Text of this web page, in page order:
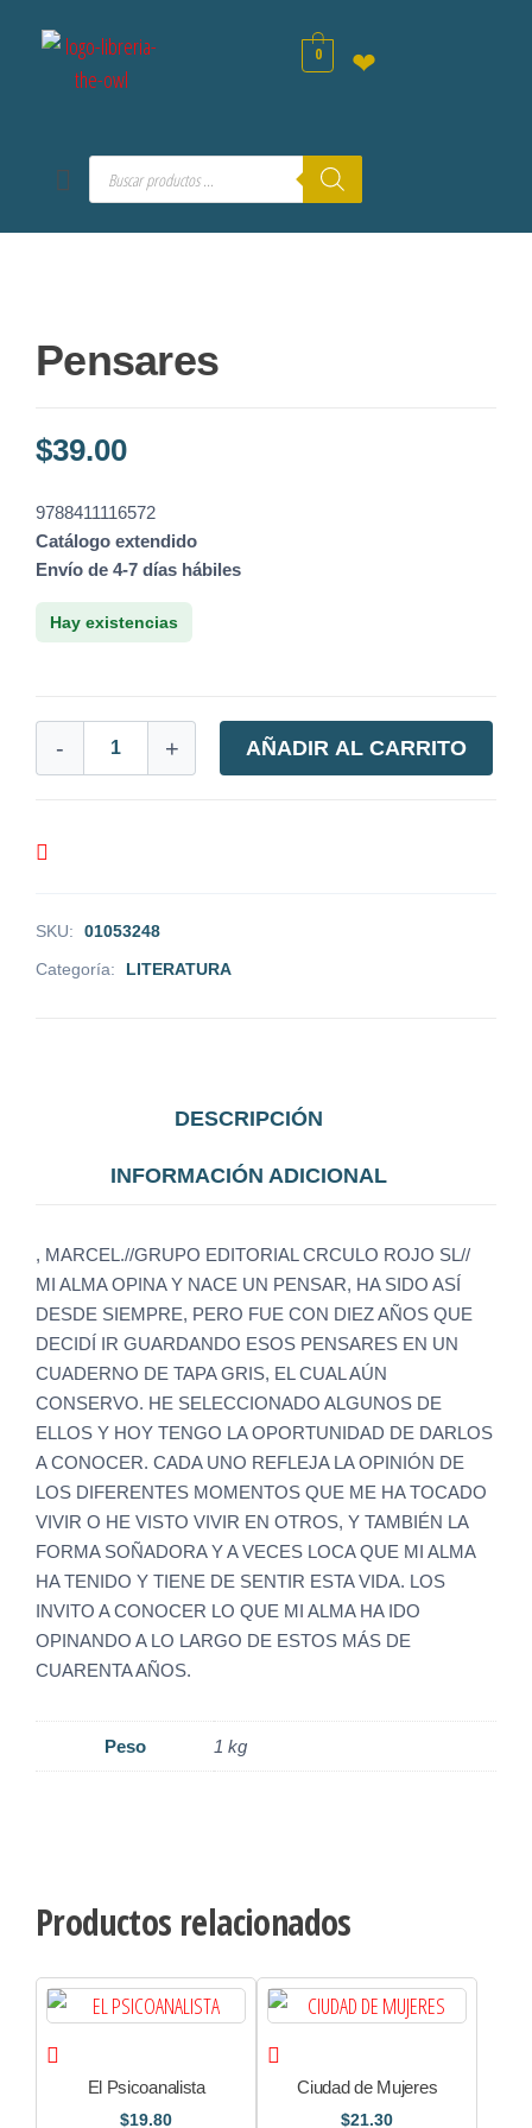
0 ❤
Pensares
$39.00
9788411116572
Catálogo extendido
Envío de 4-7 días hábiles
Hay existencias
- + AÑADIR AL CARRITO
SKU:
01053248
Categoría:
LITERATURA
DESCRIPCIÓN
INFORMACIÓN ADICIONAL
, MARCEL.//GRUPO EDITORIAL CRCULO ROJO SL//
MI ALMA OPINA Y NACE UN PENSAR, HA SIDO ASÍ
DESDE SIEMPRE, PERO FUE CON DIEZ AÑOS QUE
DECIDÍ IR GUARDANDO ESOS PENSARES EN UN
CUADERNO DE TAPA GRIS, EL CUAL AÚN
CONSERVO. HE SELECCIONADO ALGUNOS DE
ELLOS Y HOY TENGO LA OPORTUNIDAD DE DARLOS
A CONOCER. CADA UNO REFLEJA LA OPINIÓN DE
LOS DIFERENTES MOMENTOS QUE ME HA TOCADO
VIVIR O HE VISTO VIVIR EN OTROS, Y TAMBIÉN LA
FORMA SOÑADORA Y A VECES LOCA QUE MI ALMA
HA TENIDO Y TIENE DE SENTIR ESTA VIDA. LOS
INVITO A CONOCER LO QUE MI ALMA HA IDO
OPINANDO A LO LARGO DE ESTOS MÁS DE
CUARENTA AÑOS.
Peso 1 kg
Productos relacionados
El Psicoanalista
$19.80
Ciudad de Mujeres
$21.30